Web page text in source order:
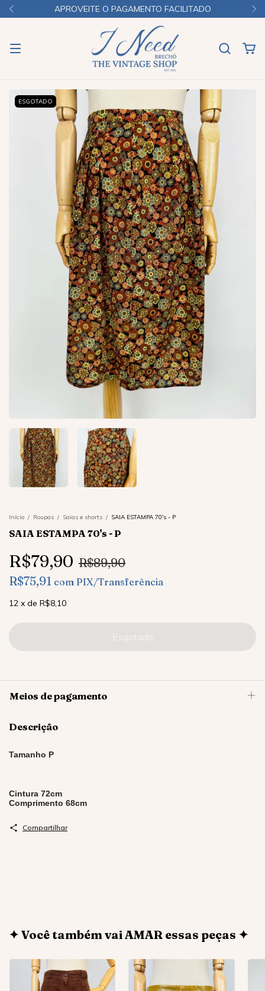
APROVEITE O PAGAMENTO FACILITADO
ESGOTADO
Início / Roupas / Saias e shorts / SAIA ESTAMPA 70's - P
SAIA ESTAMPA 70's - P
R$79,90 R$89,90
R$75,91 com PIX/Transferência
12 x de R$8,10
Meios de pagamento
Descrição
Tamanho P
Cintura 72cm
Comprimento 68cm
Compartilhar
✦ Você também vai AMAR essas peças ✦